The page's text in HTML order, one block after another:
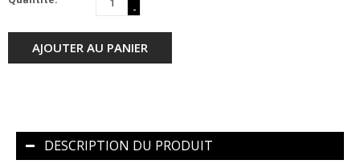
-
AJOUTER AU PANIER
DESCRIPTION DU PRODUIT